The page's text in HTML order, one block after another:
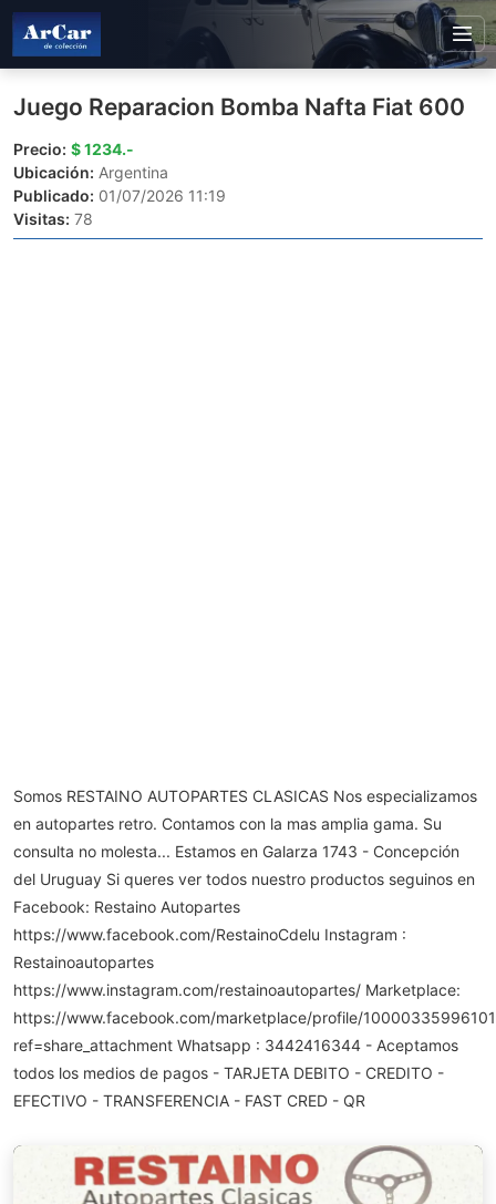
Juego Reparacion Bomba Nafta Fiat 600
Precio: $ 1234.-
Ubicación: Argentina
Publicado: 01/07/2026 11:19
Visitas: 78
Somos RESTAINO AUTOPARTES CLASICAS Nos especializamos
en autopartes retro. Contamos con la mas amplia gama. Su
consulta no molesta... Estamos en Galarza 1743 - Concepción
del Uruguay Si queres ver todos nuestro productos seguinos en
Facebook: Restaino Autopartes
https://www.facebook.com/RestainoCdelu Instagram :
Restainoautopartes
https://www.instagram.com/restainoautopartes/ Marketplace:
https://www.facebook.com/marketplace/profile/
ref=share_attachment Whatsapp : 3442416344 - Aceptamos
todos los medios de pagos - TARJETA DEBITO - CREDITO -
EFECTIVO - TRANSFERENCIA - FAST CRED - QR